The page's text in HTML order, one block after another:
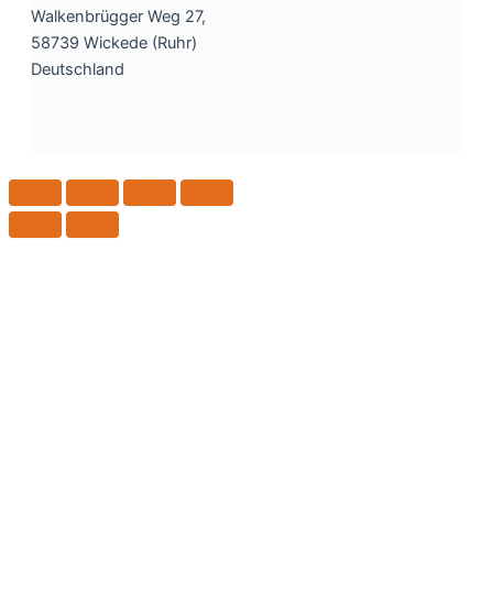
Walkenbrügger Weg 27,
58739 Wickede (Ruhr)
Deutschland